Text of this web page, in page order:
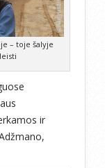
– toje šalyje
ir